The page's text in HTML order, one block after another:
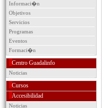
Informaci�n
Objetivos
Servicios
Programas
Eventos
Formaci�n
Centro Guadalinfo
Noticias
Cursos
Accesibilidad
Noticias